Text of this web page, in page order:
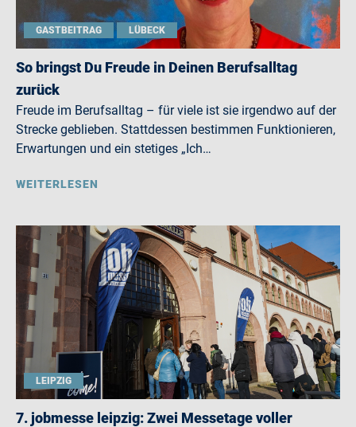
GASTBEITRAG LÜBECK
So bringst Du Freude in Deinen Berufsalltag
zurück
Freude im Berufsalltag – für viele ist sie irgendwo auf der
Strecke geblieben. Stattdessen bestimmen Funktionieren,
Erwartungen und ein stetiges „Ich…
WEITERLESEN
LEIPZIG
7. jobmesse leipzig: Zwei Messetage voller